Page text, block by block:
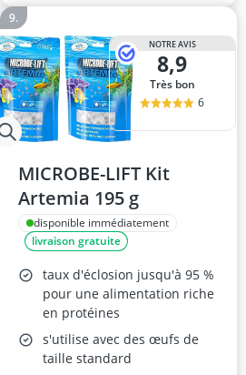
NOTRE AVIS
8,9
Très bon
6
MICROBE-LIFT Kit
Artemia 195 g
disponible immédiatement
livraison gratuite
taux d'éclosion jusqu'à 95 %
pour une alimentation riche
en protéines
s'utilise avec des œufs de
taille standard